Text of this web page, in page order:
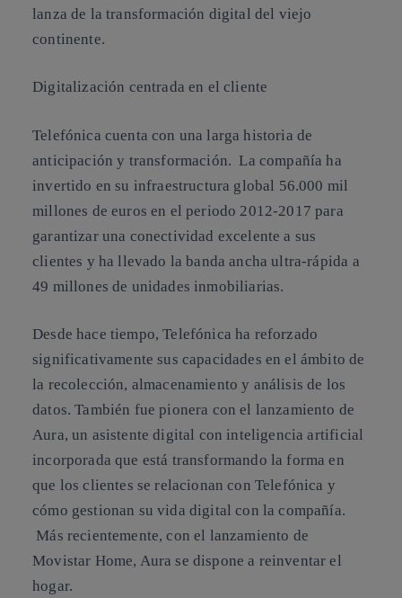
lanza de la transformación digital del viejo
continente.
Digitalización centrada en el cliente
Telefónica cuenta con una larga historia de
anticipación y transformación. La compañía ha
invertido en su infraestructura global 56.000 mil
millones de euros en el periodo 2012-2017 para
garantizar una conectividad excelente a sus
clientes y ha llevado la banda ancha ultra-rápida a
49 millones de unidades inmobiliarias.
Desde hace tiempo, Telefónica ha reforzado
significativamente sus capacidades en el ámbito de
la recolección, almacenamiento y análisis de los
datos. También fue pionera con el lanzamiento de
Aura, un asistente digital con inteligencia artificial
incorporada que está transformando la forma en
que los clientes se relacionan con Telefónica y
cómo gestionan su vida digital con la compañía.
Más recientemente, con el lanzamiento de
Movistar Home, Aura se dispone a reinventar el
hogar.